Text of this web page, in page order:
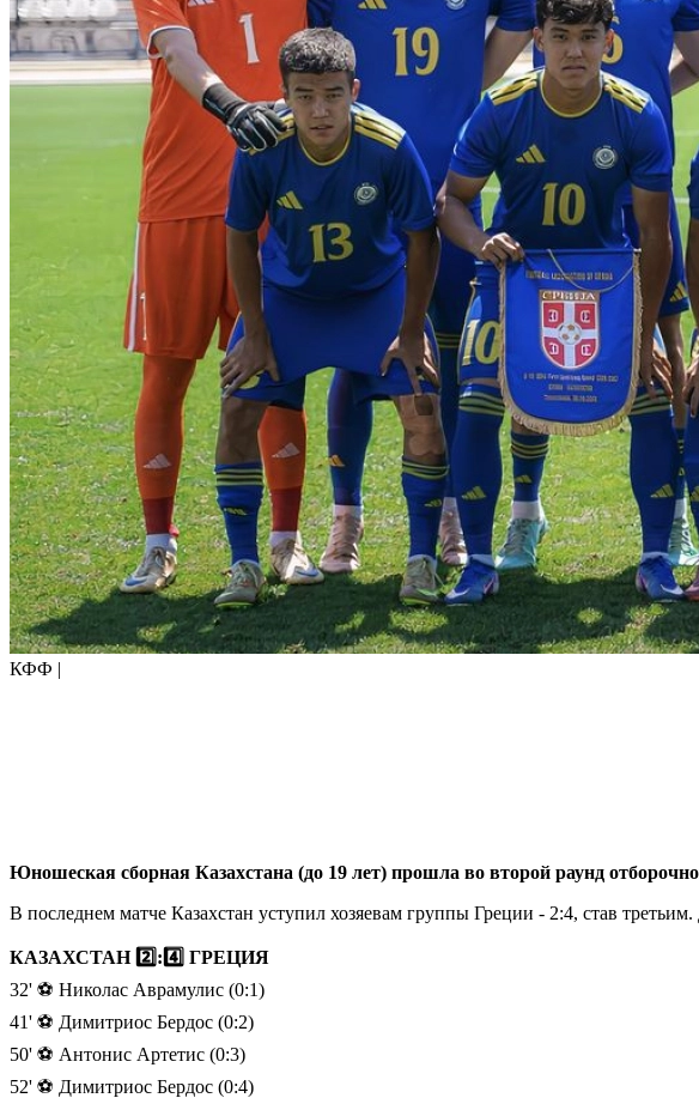
КФФ |
Юношеская сборная Казахстана (до 19 лет) прошла во второй раунд
В последнем матче Казахстан уступил хозяевам группы Греции - 2:4, став третьим.
КАЗАХСТАН 2️⃣:4️⃣ ГРЕЦИЯ
32' ⚽️ Николас Аврамулис (0:1)
41' ⚽️ Димитриос Бердос (0:2)
50' ⚽️ Антонис Артетис (0:3)
52' ⚽️ Димитриос Бердос (0:4)